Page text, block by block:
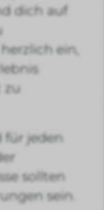
dich auf
ein,
zu
für jeden
sollten
sein.